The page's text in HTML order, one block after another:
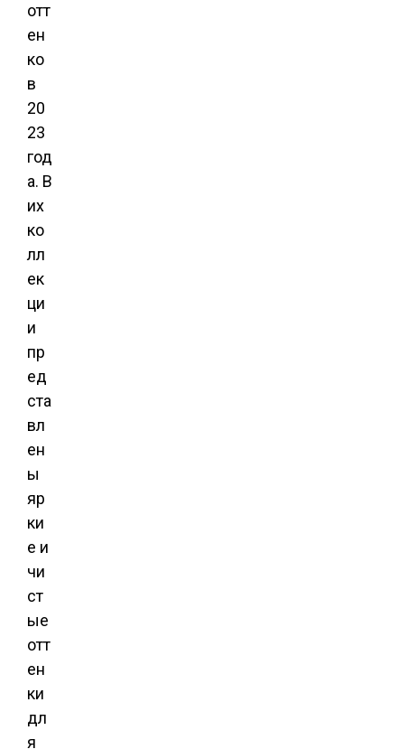
отт
ен
ко
в
20
23
год
а. В
их
ко
лл
ек
ци
и
пр
ед
ста
вл
ен
ы
яр
ки
е и
чи
ст
ые
отт
ен
ки
дл
я